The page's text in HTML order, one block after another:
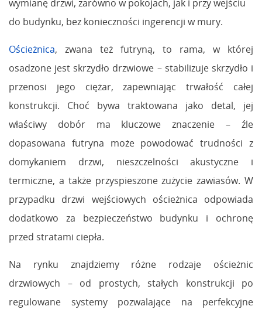
wymianę drzwi, zarówno w pokojach, jak i przy wejściu
do budynku, bez konieczności ingerencji w mury.
Ościeżnica, zwana też futryną, to rama, w której
osadzone jest skrzydło drzwiowe – stabilizuje skrzydło i
przenosi jego ciężar, zapewniając trwałość całej
konstrukcji. Choć bywa traktowana jako detal, jej
właściwy dobór ma kluczowe znaczenie – źle
dopasowana futryna może powodować trudności z
domykaniem drzwi, nieszczelności akustyczne i
termiczne, a także przyspieszone zużycie zawiasów. W
przypadku drzwi wejściowych ościeżnica odpowiada
dodatkowo za bezpieczeństwo budynku i ochronę
przed stratami ciepła.
Na rynku znajdziemy różne rodzaje ościeżnic
drzwiowych – od prostych, stałych konstrukcji po
regulowane systemy pozwalające na perfekcyjne